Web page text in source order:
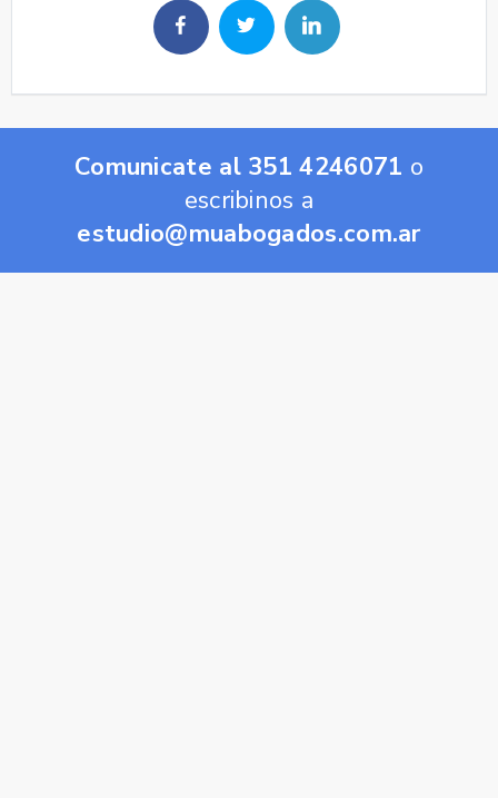
Comunicate al 351 4246071 o
escribinos a
estudio@muabogados.com.ar